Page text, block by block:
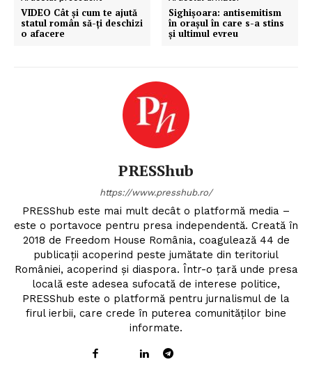
VIDEO Cât și cum te ajută
statul român să-ți deschizi
o afacere
Sighișoara: antisemitism
în orașul în care s-a stins
și ultimul evreu
PRESShub
https://www.presshub.ro/
PRESShub este mai mult decât o platformă media –
este o portavoce pentru presa independentă. Creată în
2018 de Freedom House România, coagulează 44 de
publicații acoperind peste jumătate din teritoriul
României, acoperind și diaspora. Într-o țară unde presa
locală este adesea sufocată de interese politice,
PRESShub este o platformă pentru jurnalismul de la
firul ierbii, care crede în puterea comunităților bine
informate.